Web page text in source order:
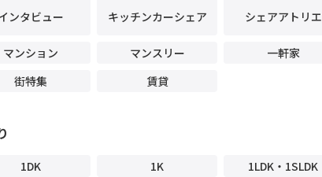
ンタビュー キッチンカーシェア シェアアトリエ
マンション
マンスリー 一軒家
街特集
賃貸
1DK 1K 1LDK・1SLDK